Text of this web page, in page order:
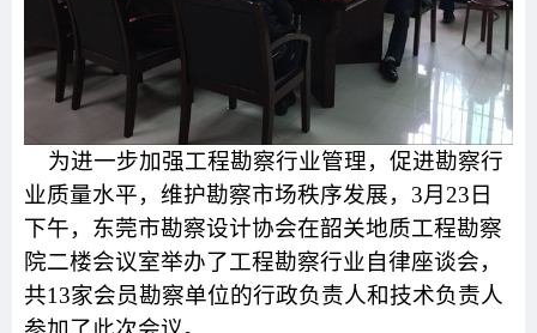
为进一步加强工程勘察行业管理，促进勘察行
业质量水平，维护勘察市场秩序发展， 3月 23 日
下午，东莞市勘察设计协会在韶关地质工程勘察
院二楼会议室举办了工程勘察行业自律座谈会，
共13家会员勘察单位的行政负责人和技术负责人